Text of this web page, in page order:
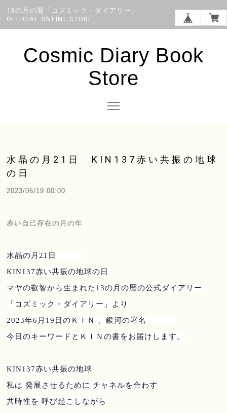
13の月の暦「コズミック・ダイアリー」
OFFICIAL ONLINE STORE
Cosmic Diary Book
Store
水晶の月21日 KIN137赤い共振の地球
の日
2023/06/19 00:00
赤い自己存在の月の年
水晶の月 21 日
KIN137赤い共振の地球の日
マヤの叡智から生まれた 13の月の暦の公式ダイアリー
「コズミック・ダイアリー」より
2023年6 月 19 日のＫＩＮ 、銀河の署名
今日のキーワードとＫＩＮの書をお届けします。
KIN137赤い共振の地球
私は 発展させるために チャネルを合わす
共時性を 呼び起こしながら